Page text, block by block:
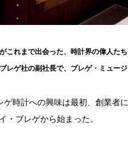
これまで出会った、時計界の偉人たち
レゲ社の副社長で、ブレゲ・ミュー
ゲ時計への興味は最初、創業者
・ブレゲから始まった。